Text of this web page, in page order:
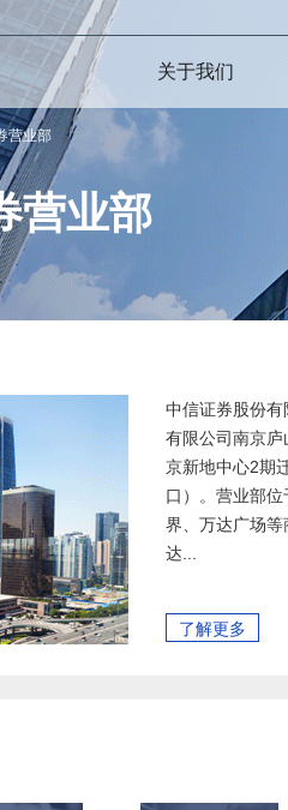
关于我们
营业部
营业部
中信证券股份
有限公司南京
京新地中心2期
口）。营业部
界、万达广场
达...
了解更多